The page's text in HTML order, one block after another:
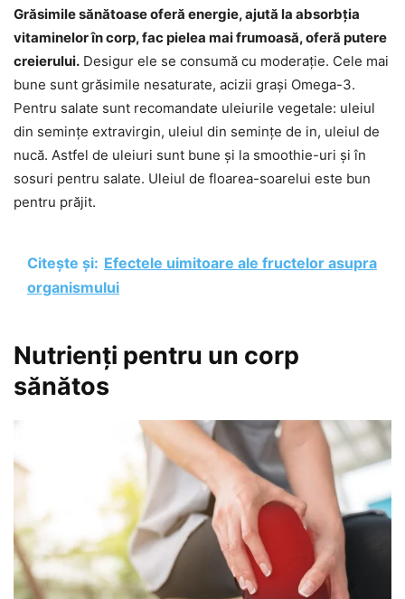
Grăsimile sănătoase oferă energie, ajută la absorbția
vitaminelor în corp, fac pielea mai frumoasă, oferă putere
creierului. Desigur ele se consumă cu moderație. Cele mai
bune sunt grăsimile nesaturate, acizii grași Omega-3.
Pentru salate sunt recomandate uleiurile vegetale: uleiul
din semințe extravirgin, uleiul din semințe de in, uleiul de
nucă. Astfel de uleiuri sunt bune și la smoothie-uri și în
sosuri pentru salate. Uleiul de floarea-soarelui este bun
pentru prăjit.
Citește și: Efectele uimitoare ale fructelor asupra
organismului
Nutrienți pentru un corp
sănătos